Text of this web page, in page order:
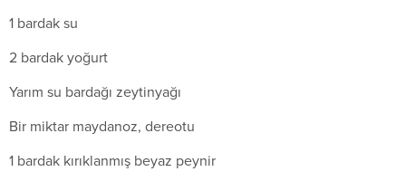
1 bardak su
2 bardak yoğurt
Yarım su bardağı zeytinyağı
Bir miktar maydanoz, dereotu
1 bardak kırıklanmış beyaz peynir